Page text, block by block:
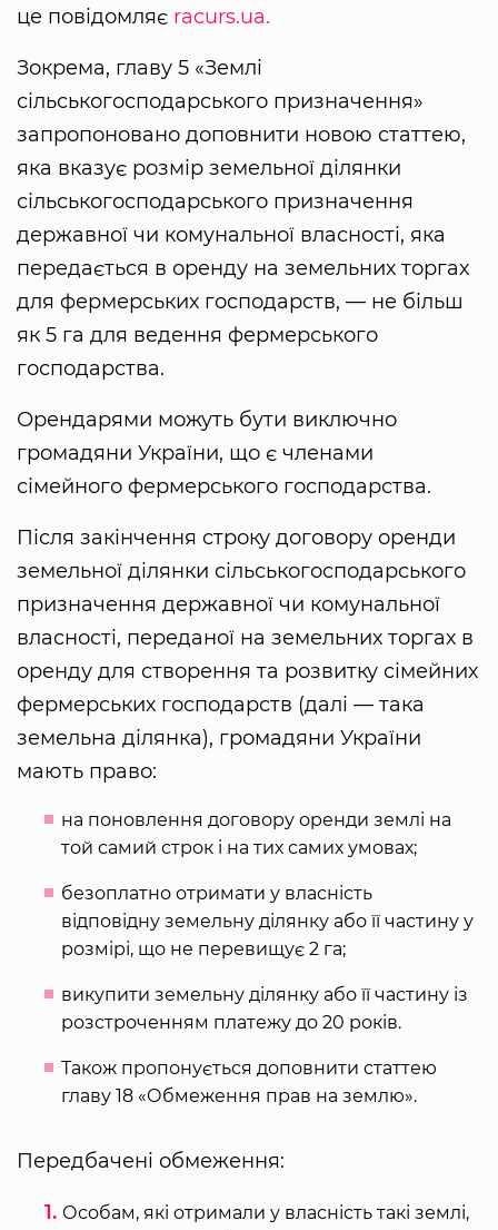
це повідомляє racurs.ua.
Зокрема, главу 5 «Землі
сільськогосподарського призначення»
запропоновано доповнити новою статтею,
яка вказує розмір земельної ділянки
сільськогосподарського призначення
державної чи комунальної власності, яка
передається в оренду на земельних торгах
для фермерських господарств, — не більш
як 5 га для ведення фермерського
господарства.
Орендарями можуть бути виключно
громадяни України, що є членами
сімейного фермерського господарства.
Після закінчення строку договору оренди
земельної ділянки сільськогосподарського
призначення державної чи комунальної
власності, переданої на земельних торгах в
оренду для створення та розвитку сімейних
фермерських господарств (далі — така
земельна ділянка), громадяни України
мають право:
на поновлення договору оренди землі на
той самий строк і на тих самих умовах;
безоплатно отримати у власність
відповідну земельну ділянку або її частину у
розмірі, що не перевищує 2 га;
викупити земельну ділянку або її частину із
розстроченням платежу до 20 років.
Також пропонується доповнити статтею
главу 18 «Обмеження прав на землю».
Передбачені обмеження:
Особам, які отримали у власність такі землі,